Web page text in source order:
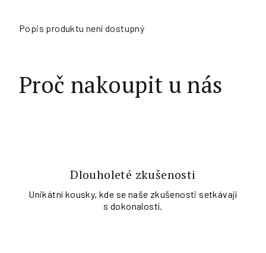
Popis produktu není dostupný
Proč nakoupit u nás
Dlouholeté zkušenosti
Unikátní kousky, kde se naše zkušenosti setkávají
s dokonalostí.